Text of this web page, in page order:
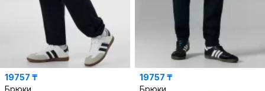
19757 ₸
Брюки
19757 ₸
Брюки